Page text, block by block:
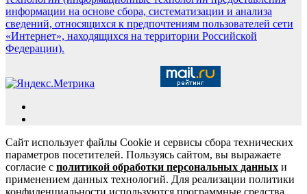
информации на основе сбора, систематизации и анализа
сведений, относящихся к предпочтениям пользователей сети
«Интернет», находящихся на территории Российской
Федерации).
Сайт использует файлы Cookie и сервисы сбора технических
параметров посетителей. Пользуясь сайтом, вы выражаете
согласие с политикой обработки персональных данных и
применением данных технологий. Для реализации политики